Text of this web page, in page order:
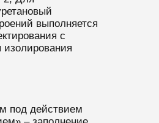
выполняется
с
под действием